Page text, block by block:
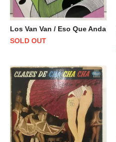
Los Van Van / Eso Que Anda
SOLD OUT